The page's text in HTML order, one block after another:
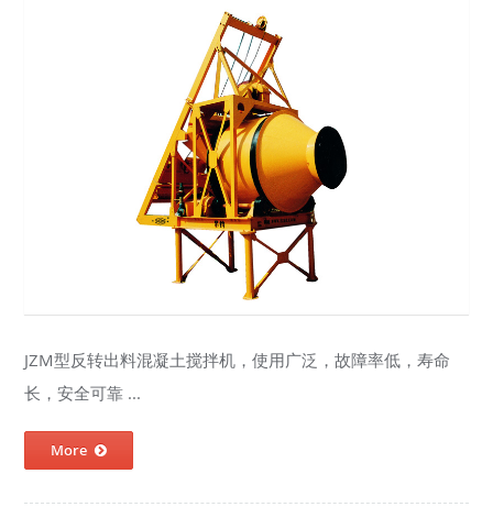
JZM型反转出料混凝土搅拌机，使用广泛，故障率低，寿命
长，安全可靠 ...
More